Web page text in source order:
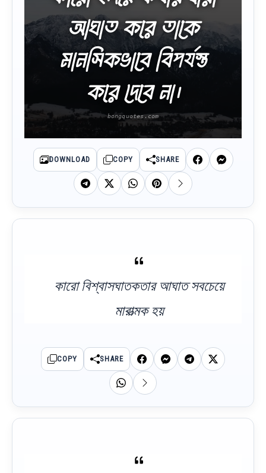
আঘাত করে তাকে
মানসিকভাবে বিপর্যস্ত
করে দেবে না।
DOWNLOAD COPY SHARE
কারো বিশ্বাসঘাতকতার আঘাত সবচেয়ে
মারাত্মক হয়
COPY SHARE